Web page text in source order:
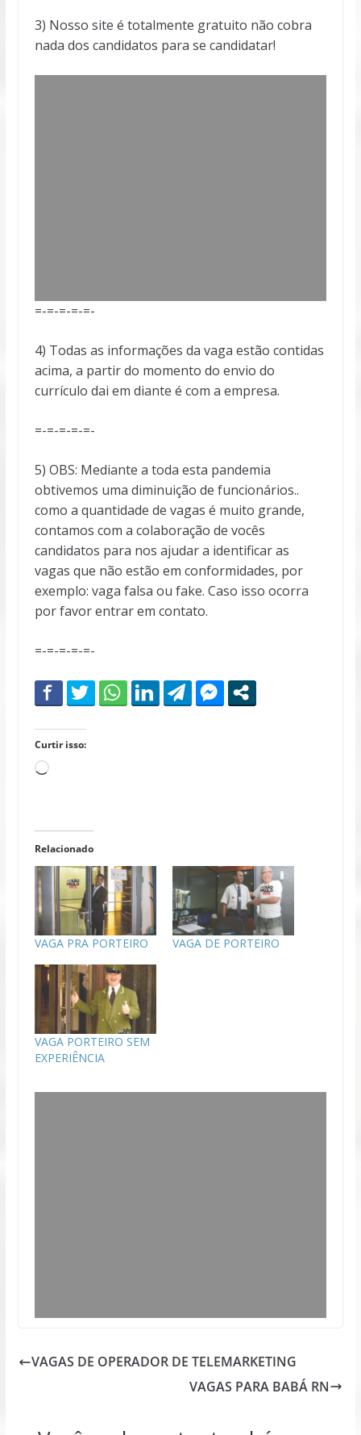
3) Nosso site é totalmente gratuito não cobra
nada dos candidatos para se candidatar!
=-=-=-=-=-
4) Todas as informações da vaga estão contidas
acima, a partir do momento do envio do
currículo dai em diante é com a empresa.
=-=-=-=-=-
5) OBS: Mediante a toda esta pandemia
obtivemos uma diminuição de funcionários..
como a quantidade de vagas é muito grande,
contamos com a colaboração de vocês
candidatos para nos ajudar a identificar as
vagas que não estão em conformidades, por
exemplo: vaga falsa ou fake. Caso isso ocorra
por favor entrar em contato.
=-=-=-=-=-
Curtir isso:
Carregando...
Relacionado
VAGA PRA PORTEIRO VAGA DE PORTEIRO
VAGA PORTEIRO SEM
EXPERIÊNCIA
VAGAS DE OPERADOR DE TELEMARKETING
VAGAS PARA BABÁ RN